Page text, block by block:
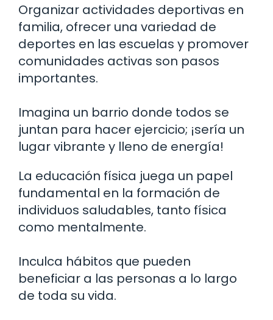
Organizar actividades deportivas en
familia, ofrecer una variedad de
deportes en las escuelas y promover
comunidades activas son pasos
importantes.
Imagina un barrio donde todos se
juntan para hacer ejercicio; ¡sería un
lugar vibrante y lleno de energía!
La educación física juega un papel
fundamental en la formación de
individuos saludables, tanto física
como mentalmente.
Inculca hábitos que pueden
beneficiar a las personas a lo largo
de toda su vida.